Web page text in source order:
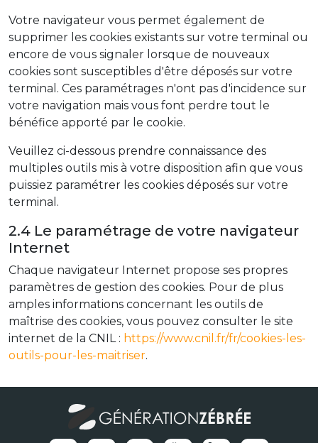
Votre navigateur vous permet également de
supprimer les cookies existants sur votre terminal ou
encore de vous signaler lorsque de nouveaux
cookies sont susceptibles d'être déposés sur votre
terminal. Ces paramétrages n'ont pas d'incidence sur
votre navigation mais vous font perdre tout le
bénéfice apporté par le cookie.
Veuillez ci-dessous prendre connaissance des
multiples outils mis à votre disposition afin que vous
puissiez paramétrer les cookies déposés sur votre
terminal.
2.4 Le paramétrage de votre navigateur
Internet
Chaque navigateur Internet propose ses propres
paramètres de gestion des cookies. Pour de plus
amples informations concernant les outils de
maîtrise des cookies, vous pouvez consulter le site
internet de la CNIL : https://www.cnil.fr/fr/cookies-les-
outils-pour-les-maitriser.